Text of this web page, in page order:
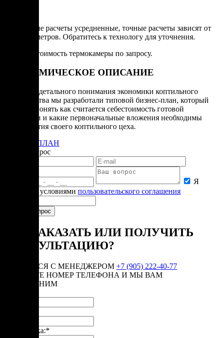
*Указанные расчеты усредненные, точные расчеты зависят от
ряда параметров. Обратитесь к технологу для уточнения.
*Точная стоимость термокамеры по запросу.
ЭКОНОМИЧЕСКОЕ ОПИСАНИЕ
Для более детального понимания экономики коптильного
производства мы разработали типовой бизнес-план, который
поможет понять как считается себестоимость готовой
продукции и какие первоначальные вложения необходимы
для открытия своего коптильного цеха.
БИЗНЕС-ПЛАН
Задать вопрос
Я
согласен с условиями пользовательского соглашения
КАК ЗАКАЗАТЬ ИЛИ ПОЛУЧИТЬ
КОНСУЛЬТАЦИЮ?
СВЯЗАТЬСЯ С МЕНЕДЖЕРОМ +7 (905) 222-40-77
ОСТАВЬТЕ НОМЕР ТЕЛЕФОНА И МЫ ВАМ
ПЕРЕЗВОНИМ
Дата звонка:*